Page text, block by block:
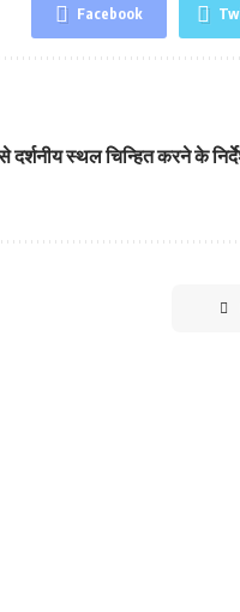
Facebook
दर्शनीय स्थल चिन्हित करने के